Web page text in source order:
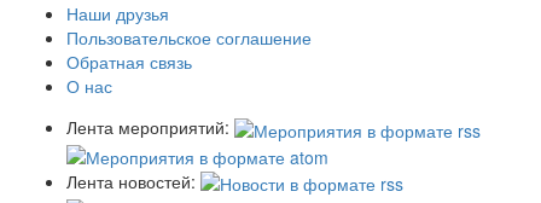
Наши друзья
Пользовательское соглашение
Обратная связь
О нас
Лента мероприятий:
Лента новостей: